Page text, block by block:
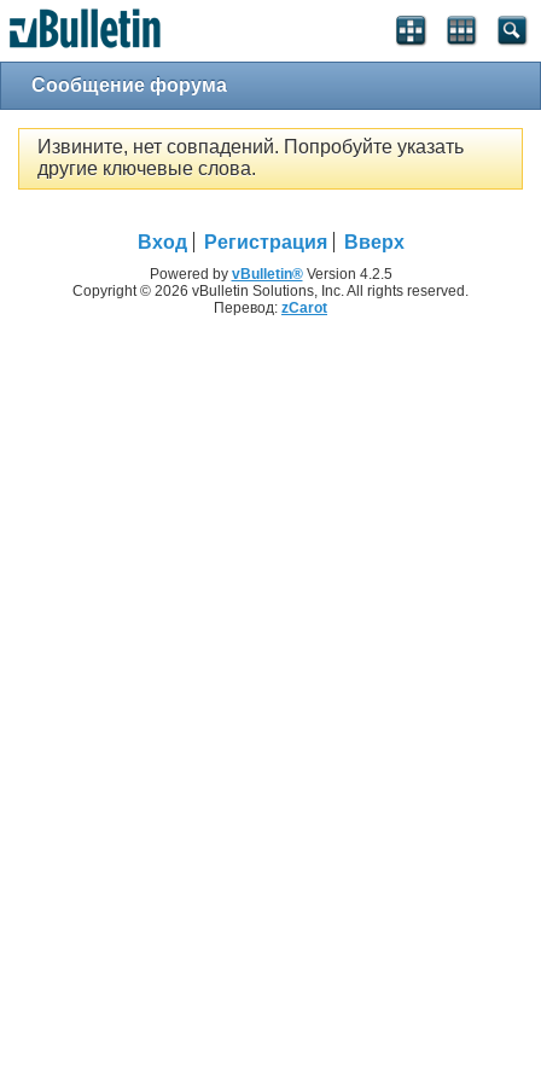
Сообщение форума
Извините, нет совпадений. Попробуйте указать
другие ключевые слова.
Вход Регистрация Вверх
Powered by vBulletin®Version 4.2.5
Copyright © 2026 vBulletin Solutions, Inc. All rights reserved.
Перевод: zCarot